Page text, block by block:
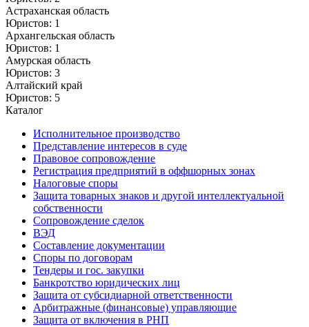
Астраханская область
Юристов: 1
Архангельская область
Юристов: 1
Амурская область
Юристов: 3
Алтайский край
Юристов: 5
Каталог
Исполнительное производство
Представление интересов в суде
Правовое сопровождение
Регистрация предприятий в оффшорных зонах
Налоговые споры
Защита товарных знаков и другой интеллектуальной
собственности
Сопровождение сделок
ВЭД
Составление документации
Споры по договорам
Тендеры и гос. закупки
Банкротство юридических лиц
Защита от субсидиарной ответственности
Арбитражные (финансовые) управляющие
Защита от включения в РНП